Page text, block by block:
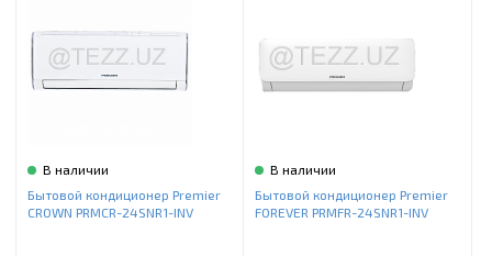
В наличии
Бытовой кондиционер Premier
CROWN PRMCR-24SNR1-INV
В наличии
Бытовой кондиционер Premier
FOREVER PRMFR-24SNR1-INV